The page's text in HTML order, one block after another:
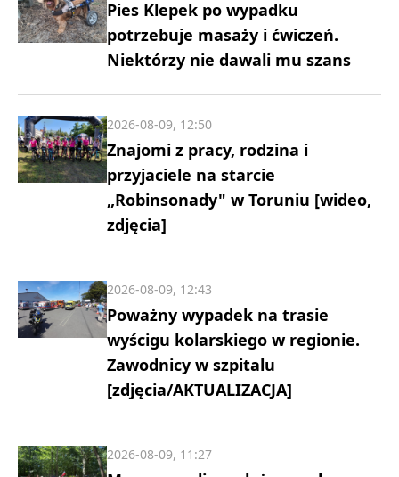
Pies Klepek po wypadku
potrzebuje masaży i ćwiczeń.
Niektórzy nie dawali mu szans
Znajomi z pracy, rodzina i
przyjaciele na starcie
„Robinsonady" w Toruniu [wideo,
zdjęcia]
2026-08-09, 12:50
Poważny wypadek na trasie
wyścigu kolarskiego w regionie.
Zawodnicy w szpitalu
[zdjęcia/AKTUALIZACJA]
2026-08-09, 12:43
2026-08-09, 11:27